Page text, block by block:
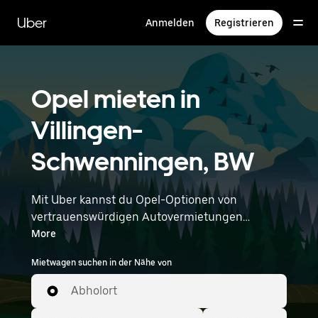
zum
Hauptinhalt
Uber Anmelden Registrieren
Opel mieten in
Villingen-
Schwenningen, BW
Mit Uber kannst du Opel-Optionen von
vertrauenswürdigen Autovermietungen
durchstöbern. Finde den richtigen Leihwagen
von Opel für Besorgungen, Roadtrips oder
tägliche Fahrten. Egal, ob du Preis, Größe oder
Stil priorisierst: Hier findest du Optionen, die
deinen Wünschen entsprechen. Gib deine Zeit-
More
Mietwagen suchen in der Nähe von
Abholort